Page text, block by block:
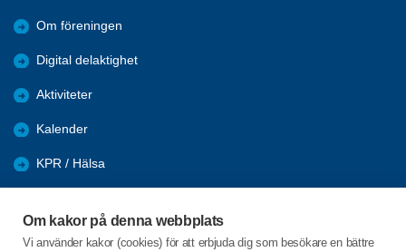
Om kakor på denna webbplats
Vi använder kakor (cookies) för att erbjuda dig som besökare en bättre
Om föreningen
Digital delaktighet
Aktiviteter
Kalender
KPR / Hälsa
Nyhetsarkiv